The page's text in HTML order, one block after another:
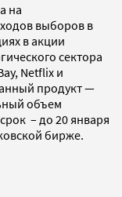
на
выборов в
в акции
сектора
Netflix и
продукт —
объем
– до 20 января
бирже.